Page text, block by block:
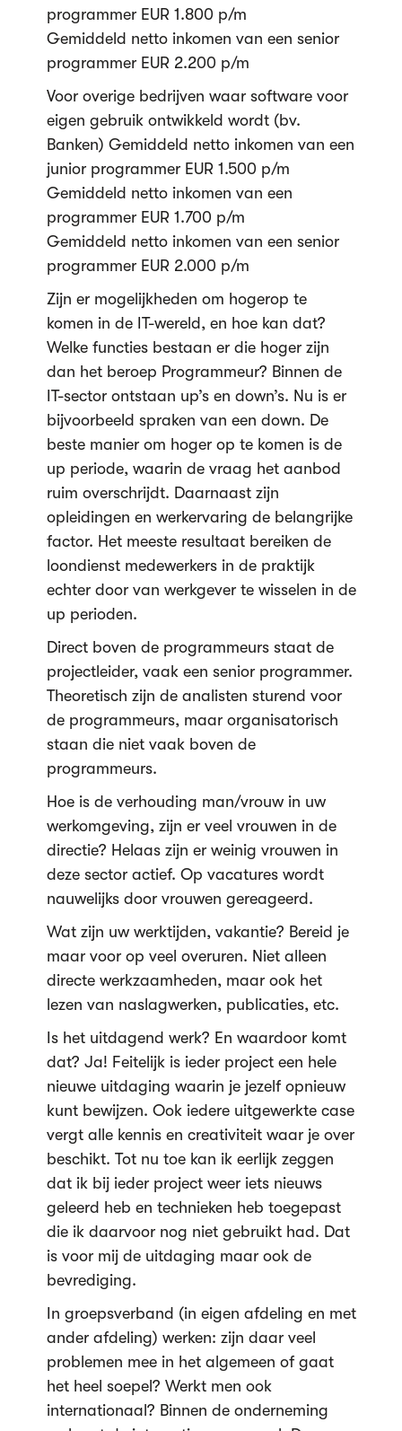
programmer EUR 1.800 p/m
Gemiddeld netto inkomen van een senior
programmer EUR 2.200 p/m
Voor overige bedrijven waar software voor
eigen gebruik ontwikkeld wordt (bv.
Banken) Gemiddeld netto inkomen van een
junior programmer EUR 1.500 p/m
Gemiddeld netto inkomen van een
programmer EUR 1.700 p/m
Gemiddeld netto inkomen van een senior
programmer EUR 2.000 p/m
Zijn er mogelijkheden om hogerop te
komen in de IT-wereld, en hoe kan dat?
Welke functies bestaan er die hoger zijn
dan het beroep Programmeur? Binnen de
IT-sector ontstaan up’s en down’s. Nu is er
bijvoorbeeld spraken van een down. De
beste manier om hoger op te komen is de
up periode, waarin de vraag het aanbod
ruim overschrijdt. Daarnaast zijn
opleidingen en werkervaring de belangrijke
factor. Het meeste resultaat bereiken de
loondienst medewerkers in de praktijk
echter door van werkgever te wisselen in de
up perioden.
Direct boven de programmeurs staat de
projectleider, vaak een senior programmer.
Theoretisch zijn de analisten sturend voor
de programmeurs, maar organisatorisch
staan die niet vaak boven de
programmeurs.
Hoe is de verhouding man/vrouw in uw
werkomgeving, zijn er veel vrouwen in de
directie? Helaas zijn er weinig vrouwen in
deze sector actief. Op vacatures wordt
nauwelijks door vrouwen gereageerd.
Wat zijn uw werktijden, vakantie? Bereid je
maar voor op veel overuren. Niet alleen
directe werkzaamheden, maar ook het
lezen van naslagwerken, publicaties, etc.
Is het uitdagend werk? En waardoor komt
dat? Ja! Feitelijk is ieder project een hele
nieuwe uitdaging waarin je jezelf opnieuw
kunt bewijzen. Ook iedere uitgewerkte case
vergt alle kennis en creativiteit waar je over
beschikt. Tot nu toe kan ik eerlijk zeggen
dat ik bij ieder project weer iets nieuws
geleerd heb en technieken heb toegepast
die ik daarvoor nog niet gebruikt had. Dat
is voor mij de uitdaging maar ook de
bevrediging.
In groepsverband (in eigen afdeling en met
ander afdeling) werken: zijn daar veel
problemen mee in het algemeen of gaat
het heel soepel? Werkt men ook
internationaal? Binnen de onderneming